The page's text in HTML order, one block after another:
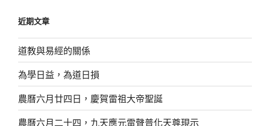
字:
近期文章
道教與易經的關係
為學日益，為道日損
農曆六月廿四日，慶賀雷祖大帝聖誕
農曆六月二十四，九天應元雷聲普化天尊現示